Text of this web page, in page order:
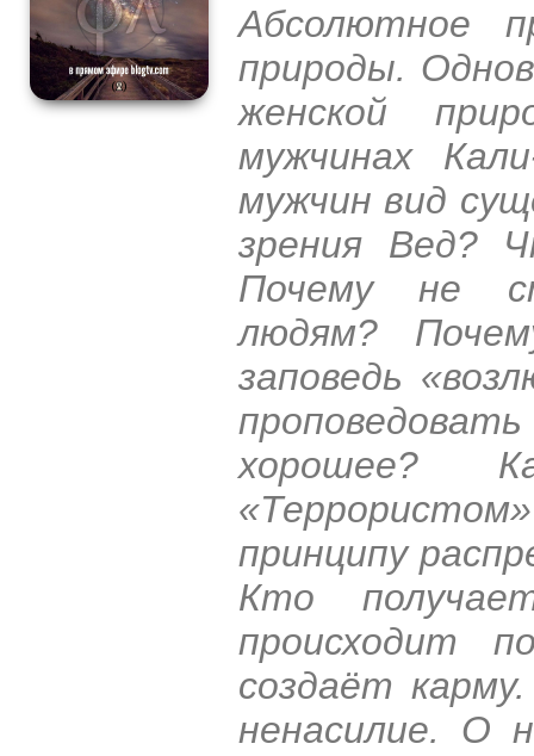
Абсолютное
природы.
женской
мужчинах
мужчин вид
зрения Вед?
Почему не
людям?
заповедь
хорошее?
принципу
Кто
происходит
создаёт
ненасилие. О